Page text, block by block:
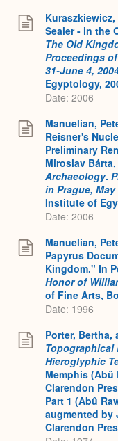
Sealer - in the
The Old
Proceedings
31-June 4,
Egyptology,
Date: 2006
Manuelian,
Reisner's
Preliminary
Miroslav Bárta,
Archaeology.
in Prague,
Institute of
Date: 2006
Manuelian,
Papyrus
Kingdom." In
Honor of
of Fine Arts,
Date: 1996
Porter, Bertha,
Hieroglyphic
Memphis (Abû
Clarendon
Part 1 (Abû
augmented by
Clarendon